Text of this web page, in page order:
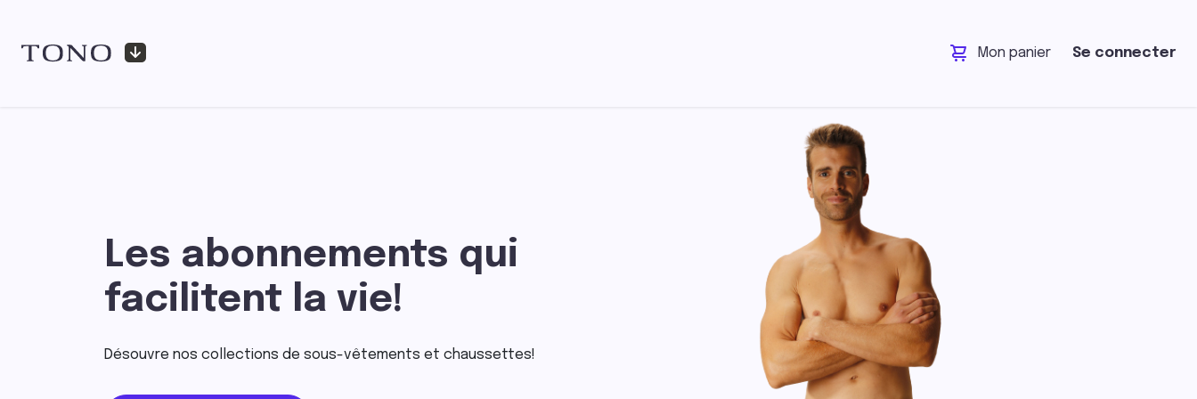
Mon panier Se connecter
Les abonnements qui
facilitent la vie!
Désouvre nos collections de sous-vêtements et chaussettes!